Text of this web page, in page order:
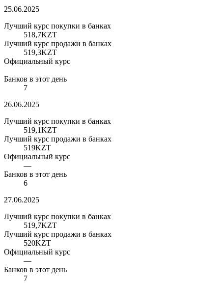
25.06.2025
Лучший курс покупки в банках
518,7KZT
Лучший курс продажи в банках
519,3KZT
Официальный курс
—
Банков в этот день
7
26.06.2025
Лучший курс покупки в банках
519,1KZT
Лучший курс продажи в банках
519KZT
Официальный курс
—
Банков в этот день
6
27.06.2025
Лучший курс покупки в банках
519,7KZT
Лучший курс продажи в банках
520KZT
Официальный курс
—
Банков в этот день
7